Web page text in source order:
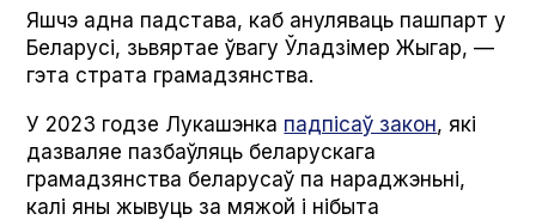
Яшчэ адна падстава, каб ануляваць пашпарт у
Беларусі, зьвяртае ўвагу Ўладзімер Жыгар, —
гэта страта грамадзянства.
У 2023 годзе Лукашэнка падпісаў закон, які
дазваляе пазбаўляць беларускага
грамадзянства беларусаў па нараджэньні,
калі яны жывуць за мяжой і нібыта